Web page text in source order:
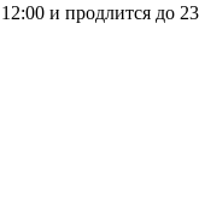
и продлится до